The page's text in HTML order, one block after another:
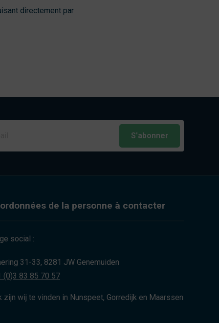
directement par
S'abonner
de la personne à contacter
social :
31-33, 8281 JW Genemuiden
(0)3 83 85 70 57
zijn wij te vinden in Nunspeet, Gorredijk en Maarssen